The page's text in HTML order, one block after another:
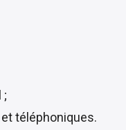
;
téléphoniques.